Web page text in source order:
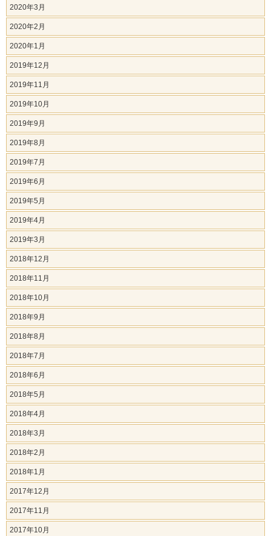
2020年3月
2020年2月
2020年1月
2019年12月
2019年11月
2019年10月
2019年9月
2019年8月
2019年7月
2019年6月
2019年5月
2019年4月
2019年3月
2018年12月
2018年11月
2018年10月
2018年9月
2018年8月
2018年7月
2018年6月
2018年5月
2018年4月
2018年3月
2018年2月
2018年1月
2017年12月
2017年11月
2017年10月